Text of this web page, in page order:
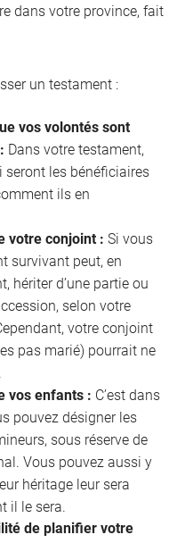
dans votre province, fait
un testament :
vos volontés sont
Dans votre testament,
seront les bénéficiaires
ils en
votre conjoint : Si vous
survivant peut, en
hériter d’une partie ou
selon votre
votre conjoint
pas marié) pourrait ne
vos enfants : C’est dans
pouvez désigner les
sous réserve de
Vous pouvez aussi y
héritage leur sera
il le sera.
de planifier votre